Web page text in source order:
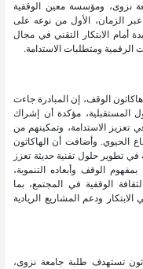
نزوى، ومؤسسة معين الوقفية
الزمان، الأول من نوعه على
الابتكار التقني في مجال
الرقمية ومتطلبات الاستدامة.
الوقف، إن المبادرة جاءت
المستقبلية، مؤكدة أن إشراك
الاستدامة، وتمكينهم من
الحيوي. وأضافت أن الهاكاثون
تطوير حلول تقنية حديثة تعزز
الوقف وأبعاده التنموية،
الوقفية في المجتمع، بما
رؤية عُمان 2040 التي تولي الابتكار ودعم المشاريع الريادية
تستهدف طلبة جامعة نزوى،